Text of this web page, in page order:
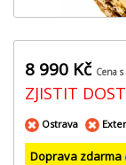
8 990 Kč Cena
ZJISTIT
Ostrava
Doprava zdarma